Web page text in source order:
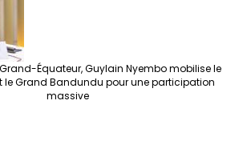
Grand-Équateur, Guylain Nyembo mobilise le
le Grand Bandundu pour une participation
massive